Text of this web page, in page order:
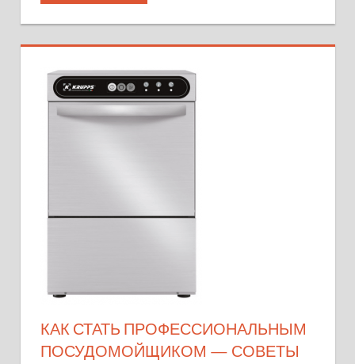
КАК СТАТЬ ПРОФЕССИОНАЛЬНЫМ
ПОСУДОМОЙЩИКОМ — СОВЕТЫ